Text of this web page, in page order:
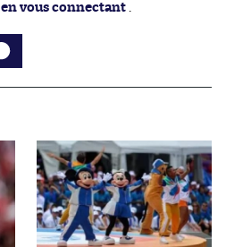
en vous connectant .